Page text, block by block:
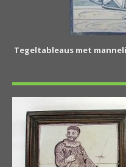
Tegeltableaus met